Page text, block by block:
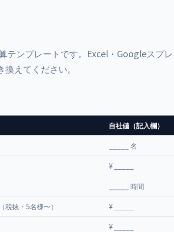
テンプレートです。Excel・Googleスプレ
えてください。
自社値（記入欄）
_____ 名
¥ _____
_____ 時間
税抜・5名様〜） ¥ _____
¥ _____